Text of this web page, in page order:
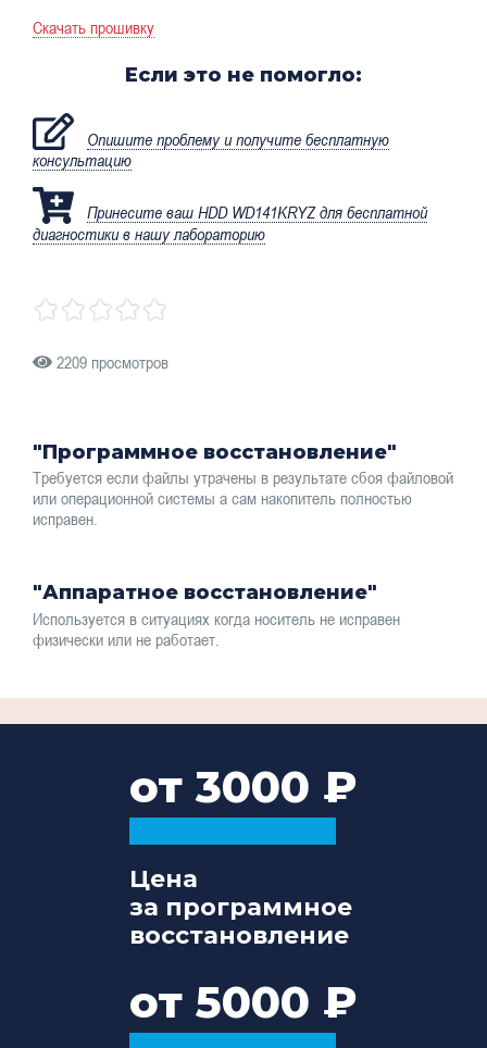
Скачать прошивку
Если это не помогло:
Опишите проблему и получите бесплатную
консультацию
Принесите ваш HDD WD141KRYZ для бесплатной
диагностики в нашу лабораторию
2209 просмотров
"Программное восстановление"
Требуется если файлы утрачены в результате сбоя файловой
или операционной системы а сам накопитель полностью
исправен.
"Аппаратное восстановление"
Используется в ситуациях когда носитель не исправен
физически или не работает.
от 3000
Цена
за программное
восстановление
от 5000